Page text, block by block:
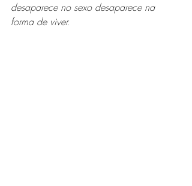
desaparece no sexo desaparece na
forma de viver.